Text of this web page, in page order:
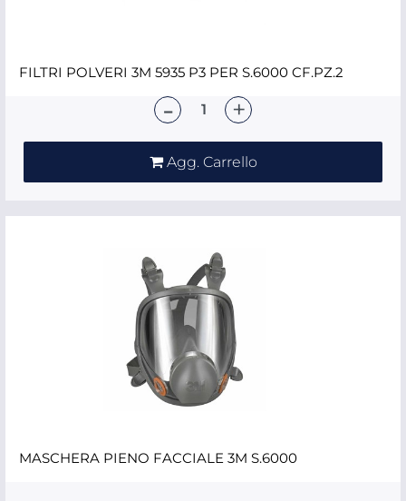
FILTRI POLVERI 3M 5935 P3 PER S.6000 CF.PZ.2
Agg. Carrello
MASCHERA PIENO FACCIALE 3M S.6000